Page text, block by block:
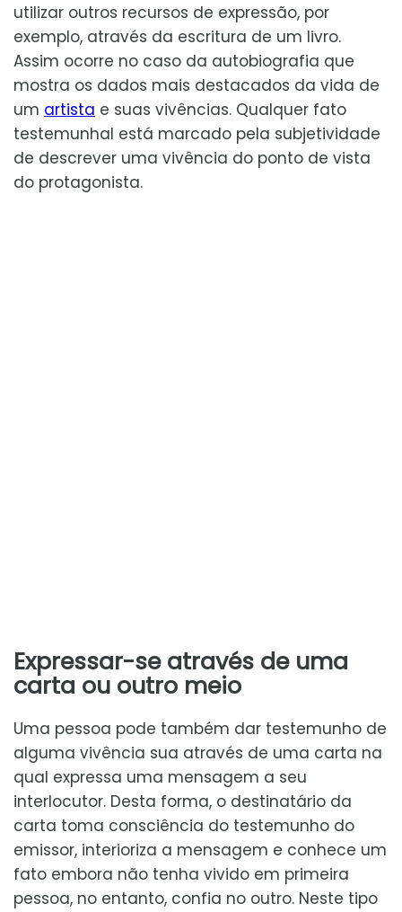
utilizar outros recursos de expressão, por
exemplo, através da escritura de um livro.
Assim ocorre no caso da autobiografia que
mostra os dados mais destacados da vida de
um artista e suas vivências. Qualquer fato
testemunhal está marcado pela subjetividade
de descrever uma vivência do ponto de vista
do protagonista.
Expressar-se através de uma
carta ou outro meio
Uma pessoa pode também dar testemunho de
alguma vivência sua através de uma carta na
qual expressa uma mensagem a seu
interlocutor. Desta forma, o destinatário da
carta toma consciência do testemunho do
emissor, interioriza a mensagem e conhece um
fato embora não tenha vivido em primeira
pessoa, no entanto, confia no outro. Neste tipo